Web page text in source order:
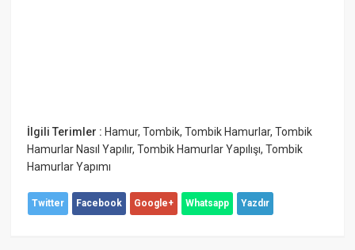
İlgili Terimler : Hamur,Tombik,Tombik Hamurlar,Tombik
Hamurlar Nasıl Yapılır,Tombik Hamurlar Yapılışı,Tombik
Hamurlar Yapımı
Twitter Facebook Google+ Whatsapp Yazdır